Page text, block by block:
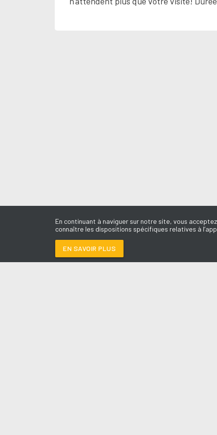
En continuant à naviguer sur notre site, vous
connaître les dispositions spécifiques relatives à
EN SAVOIR PLUS